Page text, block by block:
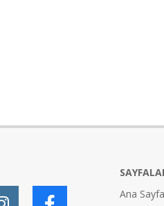
Ana Sayfa